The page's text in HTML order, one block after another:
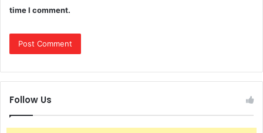
time I comment.
Follow Us